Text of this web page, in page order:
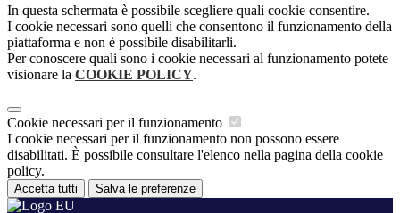
In questa schermata è possibile scegliere quali cookie consentire.
I cookie necessari sono quelli che consentono il funzionamento della
piattaforma e non è possibile disabilitarli.
Per conoscere quali sono i cookie necessari al funzionamento potete
visionare la COOKIE POLICY.
Cookie necessari per il funzionamento
I cookie necessari per il funzionamento non possono essere
disabilitati. È possibile consultare l'elenco nella pagina della cookie
policy.
Accetta tutti Salva le preferenze